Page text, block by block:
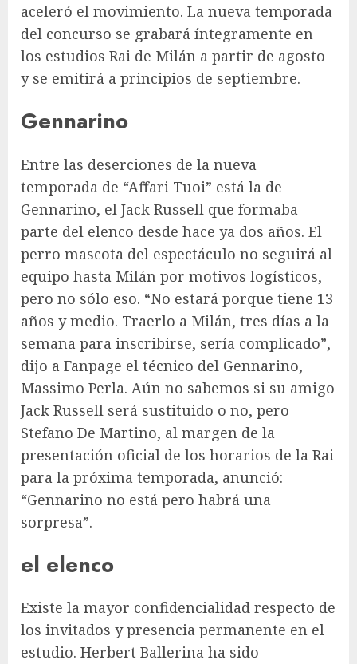
aceleró el movimiento. La nueva temporada
del concurso se grabará íntegramente en
los estudios Rai de Milán a partir de agosto
y se emitirá a principios de septiembre.
Gennarino
Entre las deserciones de la nueva
temporada de “Affari Tuoi” está la de
Gennarino, el Jack Russell que formaba
parte del elenco desde hace ya dos años. El
perro mascota del espectáculo no seguirá al
equipo hasta Milán por motivos logísticos,
pero no sólo eso. “No estará porque tiene 13
años y medio. Traerlo a Milán, tres días a la
semana para inscribirse, sería complicado”,
dijo a Fanpage el técnico del Gennarino,
Massimo Perla. Aún no sabemos si su amigo
Jack Russell será sustituido o no, pero
Stefano De Martino, al margen de la
presentación oficial de los horarios de la Rai
para la próxima temporada, anunció:
“Gennarino no está pero habrá una
sorpresa”.
el elenco
Existe la mayor confidencialidad respecto de
los invitados y presencia permanente en el
estudio. Herbert Ballerina ha sido